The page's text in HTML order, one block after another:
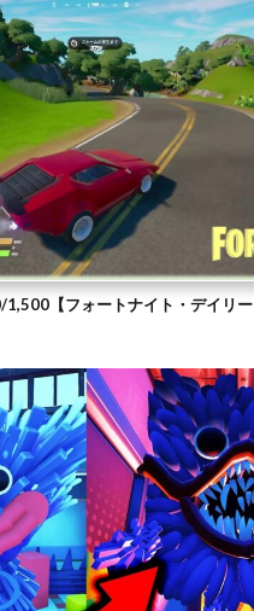
【フォートナイト・デイリー